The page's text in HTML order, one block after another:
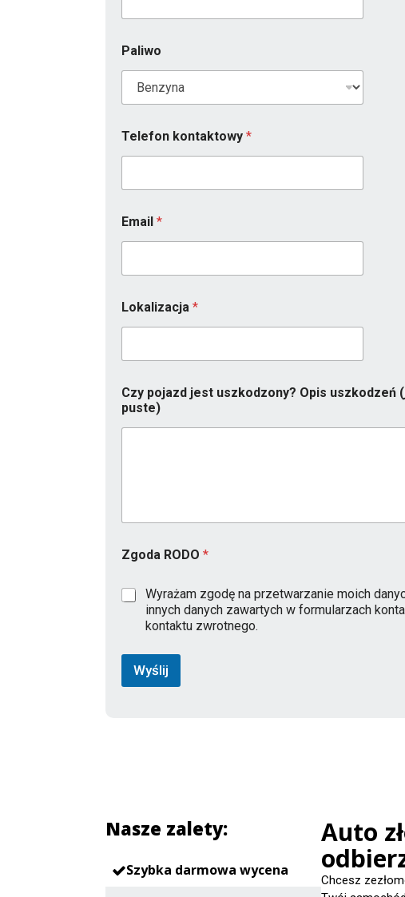
Paliwo
Telefon kontaktowy *
Email *
Lokalizacja *
Czy pojazd jest uszkodzony? Opis uszkodzeń
puste)
R
k
R
Zgoda RODO *
Wyrażam zgodę na przetwarzanie moich
innych danych zawartych w formularzach
kontaktu zwrotnego.
Wyślij
Nasze zalety:
Szybka darmowa wycena
Auto
Chcesz